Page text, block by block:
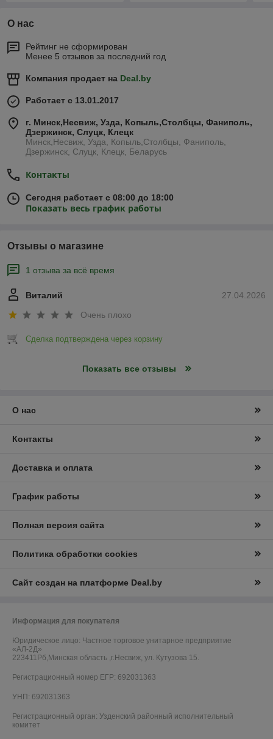
О нас
Рейтинг не сформирован
Менее 5 отзывов за последний год
Компания продает на Deal.by
Работает с 13.01.2017
г. Минск,Несвиж, Узда, Копыль,Столбцы, Фаниполь,
Дзержинск, Слуцк, Клецк
Минск,Несвиж, Узда, Копыль,Столбцы, Фаниполь,
Дзержинск, Слуцк, Клецк, Беларусь
Контакты
Сегодня работает с 08:00 до 18:00
Показать весь график работы
Отзывы о магазине
1 отзыва за всё время
27.04.2026
Виталий
Очень плохо
Сделка подтверждена через корзину
Показать все отзывы
О нас
Контакты
Доставка и оплата
График работы
Полная версия сайта
Политика обработки cookies
Сайт создан на платформе Deal.by
Информация для покупателя
Юридическое лицо: Частное торговое унитарное предприятие
«АЛ-2Д»
223411Рб,Минская область ,г.Несвиж, ул. Кутузова 15.
Регистрационный номер ЕГР: 692031363
УНП: 692031363
Регистрационный орган: Узденский районный исполнительный
комитет